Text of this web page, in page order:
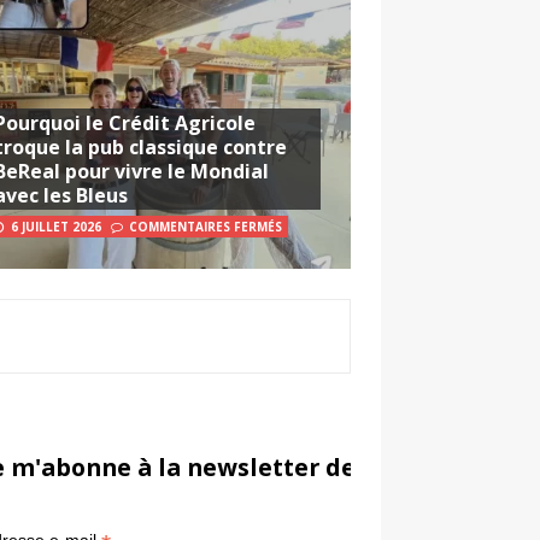
le Crédit Agricole
la pub classique contre
pour vivre le Mondial
les Bleus
6 JUILLET 2026 COMMENTAIRES FERMÉS
m'abonne à la newsletter de